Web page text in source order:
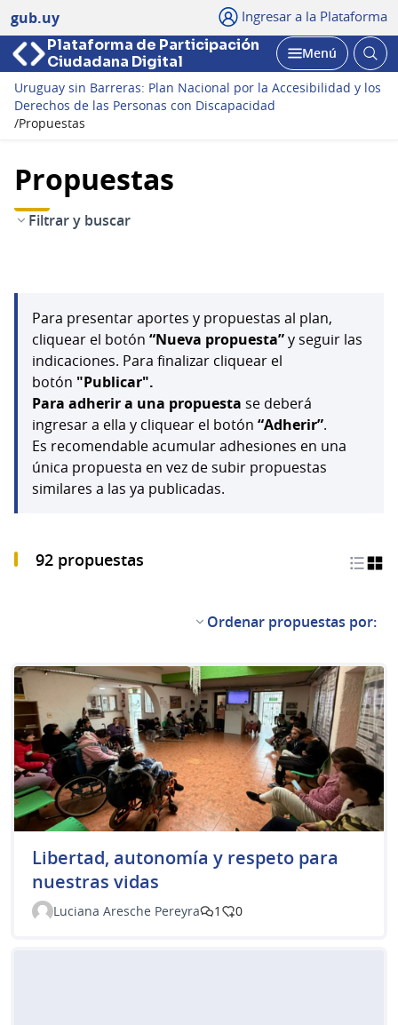
gub.uy Ingresar a la Plataforma
Plataforma de Participación
Ciudadana Digital
Abrir
Menú
Uruguay sin Barreras: Plan Nacional por la Accesibilidad y los
Derechos de las Personas con Discapacidad
/Propuestas
Propuestas
Filtrar y buscar
Para presentar aportes y propuestas al plan,
cliquear el botón “Nueva propuesta”y seguir las
indicaciones. Para finalizar cliquear el
botón "Publicar".
Para adherir a una propuesta se deberá
ingresar a ella y cliquear el botón “Adherir”.
Es recomendable acumular adhesiones en una
única propuesta en vez de subir propuestas
similares a las ya publicadas.
92 propuestas
Ordenar propuestas por:
Libertad, autonomía y respeto para
nuestras vidas
Luciana Aresche Pereyra 1 0